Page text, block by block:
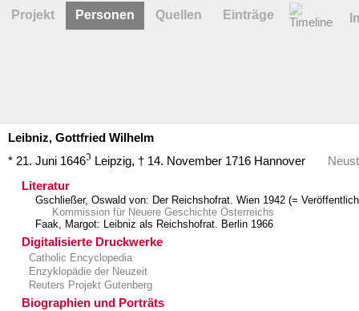
Leibniz, Gottfried Wilhelm
* 21. Juni 1646ℑ Leipzig, † 14. November 1716 Hannover
Literatur
Gschließer, Oswald von: Der Reichshofrat. Wien 1942 (=
Kommission für Neuere Geschichte Österreichs
Faak, Margot: Leibniz als Reichshofrat. Berlin 1966
Digitalisierte Druckwerke
Catholic Encyclopedia
Enzyklopädie der Neuzeit
Reuters Projekt Gutenberg
Biographien und Porträts
Projekt Personen Quellen Einträge